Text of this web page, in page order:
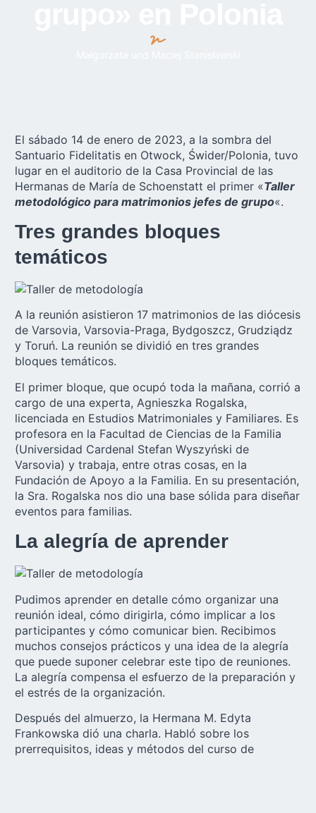
El sábado 14 de enero de 2023, a la sombra del
Santuario Fidelitatis en Otwock, Świder/Polonia, tuvo
lugar en el auditorio de la Casa Provincial de las
Hermanas de María de Schoenstatt el primer «Taller
metodológico para matrimonios jefes de grupo«.
Tres grandes bloques
temáticos
A la reunión asistieron 17 matrimonios de las diócesis
de Varsovia, Varsovia-Praga, Bydgoszcz, Grudziądz
y Toruń. La reunión se dividió en tres grandes
bloques temáticos.
El primer bloque, que ocupó toda la mañana, corrió a
cargo de una experta, Agnieszka Rogalska,
licenciada en Estudios Matrimoniales y Familiares. Es
profesora en la Facultad de Ciencias de la Familia
(Universidad Cardenal Stefan Wyszyński de
Varsovia) y trabaja, entre otras cosas, en la
Fundación de Apoyo a la Familia. En su presentación,
la Sra. Rogalska nos dio una base sólida para diseñar
eventos para familias.
La alegría de aprender
Pudimos aprender en detalle cómo organizar una
reunión ideal, cómo dirigirla, cómo implicar a los
participantes y cómo comunicar bien. Recibimos
muchos consejos prácticos y una idea de la alegría
que puede suponer celebrar este tipo de reuniones.
La alegría compensa el esfuerzo de la preparación y
el estrés de la organización.
Después del almuerzo, la Hermana M. Edyta
Frankowska dió una charla. Habló sobre los
prerrequisitos, ideas y métodos del curso de